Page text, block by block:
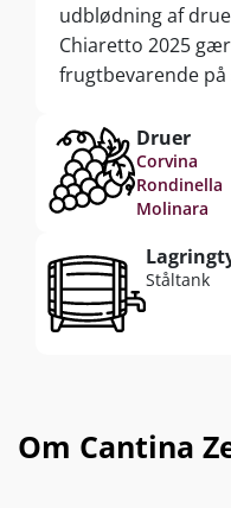
udblødning af
Chiaretto 2025
frugtbevarende på
Druer
Corvina
Rondinella
Molinara
Ståltank
Om Cantina